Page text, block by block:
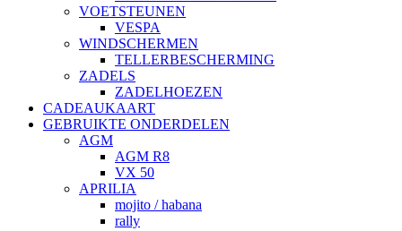
VOETSTEUNEN
VESPA
WINDSCHERMEN
TELLERBESCHERMING
ZADELS
ZADELHOEZEN
CADEAUKAART
GEBRUIKTE ONDERDELEN
AGM
AGM R8
VX 50
APRILIA
mojito / habana
rally